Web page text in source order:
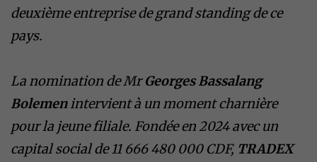
deuxième entreprise de grand standing de ce
pays.
​La nomination de MrGeorges Bassalang
Bolemenintervient à un moment charnière
pour la jeune filiale. Fondée en 2024 avec un
capital social de 11 666 480 000 CDF, TRADEX